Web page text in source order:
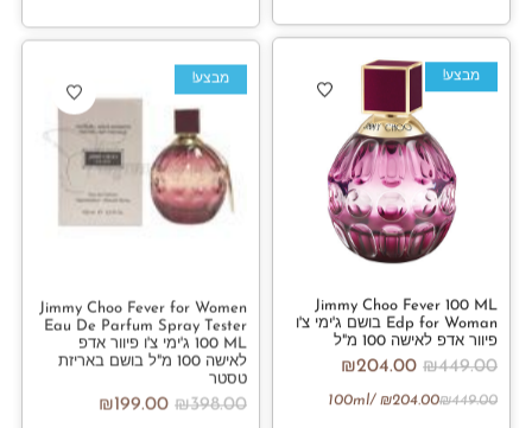
מבצע!
Jimmy Choo Fever 100 ML
Edp for Woman בושם ג'ימי צ'ו
פיוור אדפ לאישה 100 מ"ל
₪449.00
₪204.00
₪449.00
₪204.00
/100ml
מבצע!
Jimmy Choo Fever for Women
Eau De Parfum Spray Tester
100 ML ג'ימי צ'ו פיוור אדפ
לאישה 100 מ"ל בושם באריזת
טסטר
₪398.00
₪199.00